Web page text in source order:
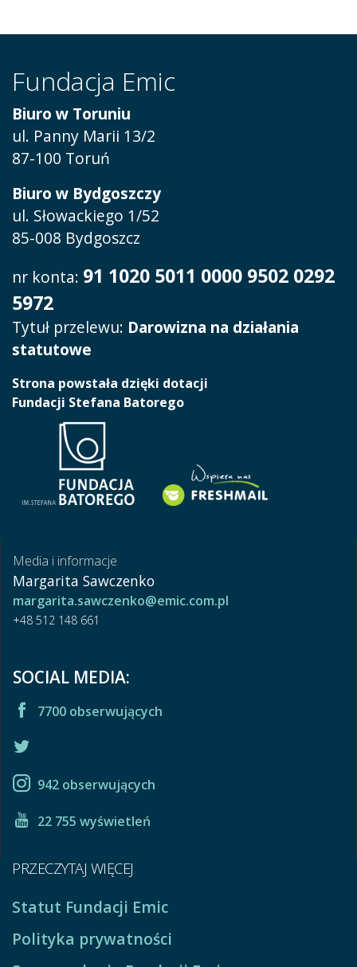
Fundacja Emic
Biuro w Toruniu
ul. Panny Marii 13/2
87-100 Toruń
Biuro w Bydgoszczy
ul. Słowackiego 1/52
85-008 Bydgoszcz
nr konta: 91 1020 5011 0000 9502 0292
5972
Tytuł przelewu: Darowizna na działania
statutowe
Strona powstała dzięki dotacji
Fundacji Stefana Batorego
Media i informacje
Margarita Sawczenko
margarita.sawczenko@emic.com.pl
+48 512 148 661
SOCIAL MEDIA:
7700 obserwujących
942 obserwujących
22 755 wyświetleń
PRZECZYTAJ WIĘCEJ
Statut Fundacji Emic
Polityka prywatności